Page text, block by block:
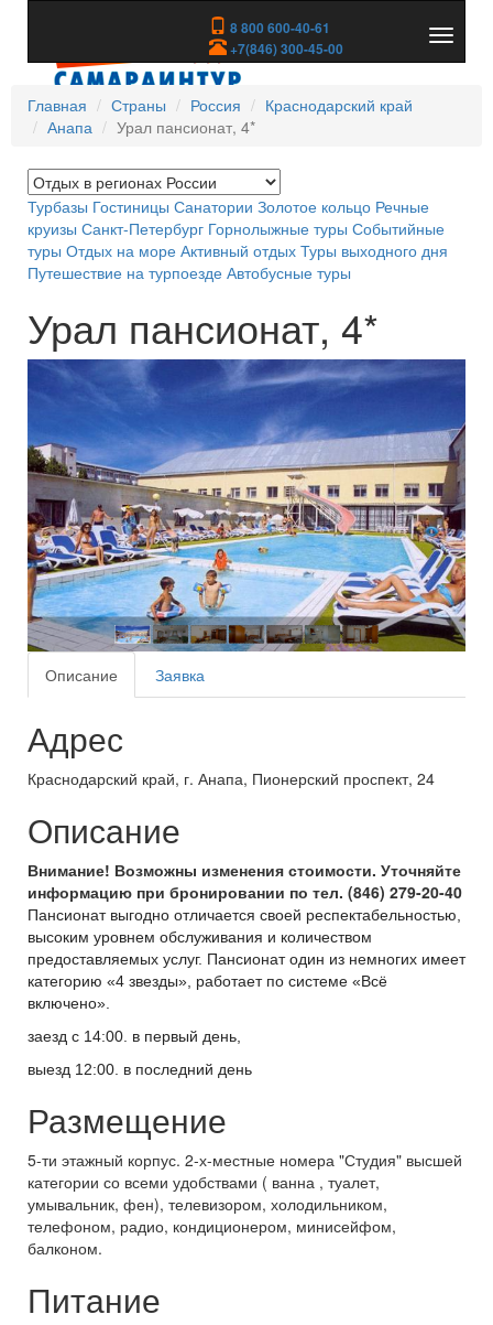
8 800 600-40-61
+7(846) 300-45-00
скрыть
Главная
Страны Россия
Краснодарский край
Анапа
Урал пансионат, 4*
Турбазы Гостиницы Санатории Золотое кольцо Речные
круизы Санкт-Петербург Горнолыжные туры Событийные
туры Отдых на море Активный отдых Туры выходного дня
Путешествие на турпоезде Автобусные туры
Урал пансионат, 4*
Описание Заявка
Адрес
Краснодарский край, г. Анапа, Пионерский проспект, 24
Описание
Внимание! Возможны изменения стоимости. Уточняйте
информацию при бронировании по тел. (846) 279-20-40
Пансионат выгодно отличается своей респектабельностью,
высоким уровнем обслуживания и количеством
предоставляемых услуг. Пансионат один из немногих имеет
категорию «4 звезды», работает по системе «Всё
включено».
заезд с 14:00. в первый день,
выезд 12:00. в последний день
Размещение
5-ти этажный корпус. 2-х-местные номера "Студия" высшей
категории со всеми удобствами ( ванна , туалет,
умывальник, фен), телевизором, холодильником,
телефоном, радио, кондиционером, минисейфом,
балконом.
Питание